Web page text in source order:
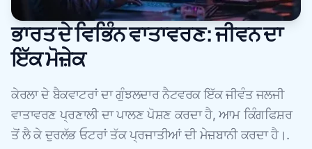
ਭਾਰਤ ਦੇ ਵਿਭਿੰਨ ਵਾਤਾਵਰਣ: ਜੀਵਨ ਦਾ
ਇੱਕ ਮੋਜ਼ੇਕ
ਕੇਰਲਾ ਦੇ ਬੈਕਵਾਟਰਾਂ ਦਾ ਗੁੰਝਲਦਾਰ ਨੈਟਵਰਕ ਇੱਕ ਜੀਵੰਤ ਜਲਜੀ
ਵਾਤਾਵਰਣ ਪ੍ਰਣਾਲੀ ਦਾ ਪਾਲਣ ਪੋਸ਼ਣ ਕਰਦਾ ਹੈ, ਆਮ ਕਿੰਗਫਿਸ਼ਰ
ਤੋਂ ਲੈ ਕੇ ਦੁਰਲੱਭ ਓਟਰਾਂ ਤੱਕ ਪ੍ਰਜਾਤੀਆਂ ਦੀ ਮੇਜ਼ਬਾਨੀ ਕਰਦਾ ਹੈ।.